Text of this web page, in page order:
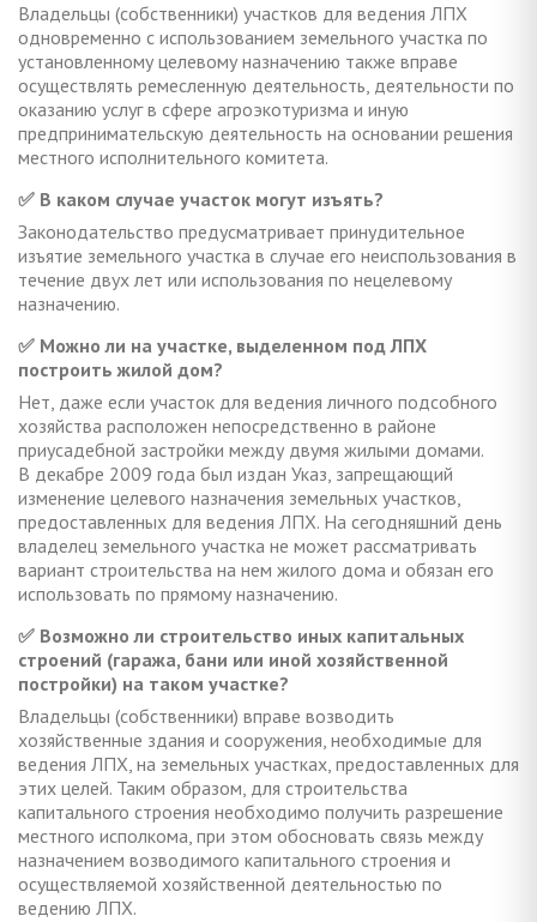
Владельцы (собственники) участков для ведения ЛПХ
одновременно с использованием земельного участка по
установленному целевому назначению также вправе
осуществлять ремесленную деятельность, деятельности по
оказанию услуг в сфере агроэкотуризма и иную
предпринимательскую деятельность на основании решения
местного исполнительного комитета.
✅ В каком случае участок могут изъять?
Законодательство предусматривает принудительное
изъятие земельного участка в случае его неиспользования в
течение двух лет или использования по нецелевому
назначению.
✅ Можно ли на участке, выделенном под ЛПХ
построить жилой дом?
Нет, даже если участок для ведения личного подсобного
хозяйства расположен непосредственно в районе
приусадебной застройки между двумя жилыми домами.
В декабре 2009 года был издан Указ, запрещающий
изменение целевого назначения земельных участков,
предоставленных для ведения ЛПХ. На сегодняшний день
владелец земельного участка не может рассматривать
вариант строительства на нем жилого дома и обязан его
использовать по прямому назначению.
✅ Возможно ли строительство иных капитальных
строений (гаража, бани или иной хозяйственной
постройки) на таком участке?
Владельцы (собственники) вправе возводить
хозяйственные здания и сооружения, необходимые для
ведения ЛПХ, на земельных участках, предоставленных для
этих целей. Таким образом, для строительства
капитального строения необходимо получить разрешение
местного исполкома, при этом обосновать связь между
назначением возводимого капитального строения и
осуществляемой хозяйственной деятельностью по
ведению ЛПХ.